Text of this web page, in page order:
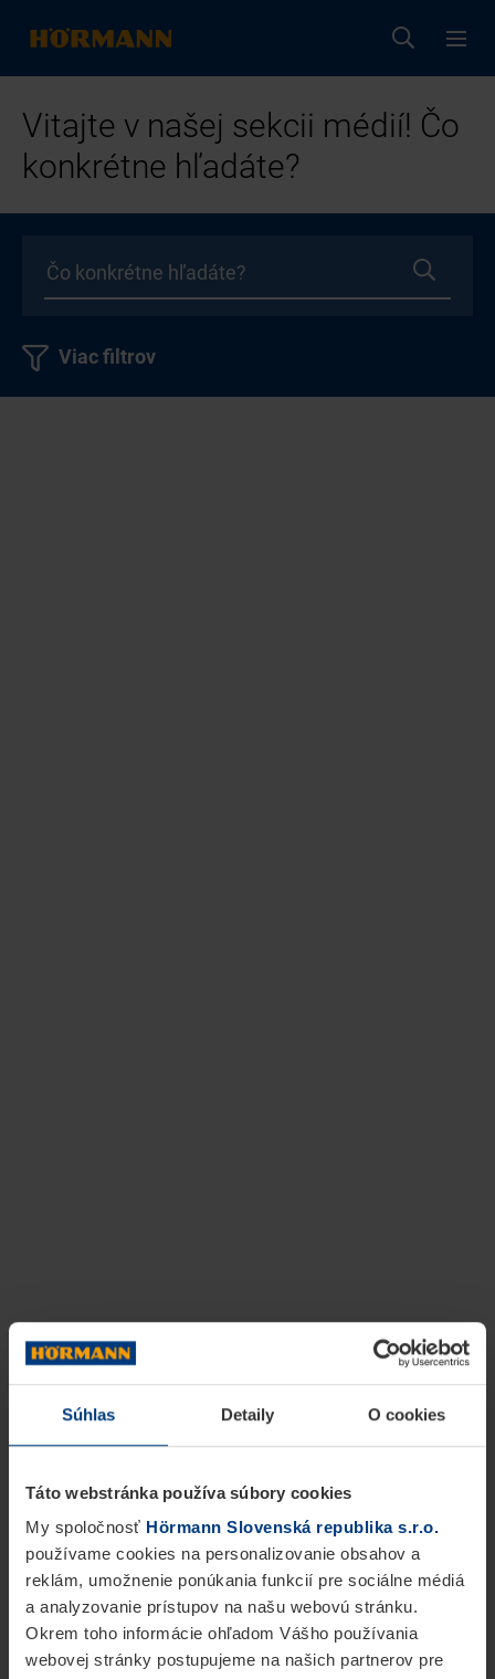
Súhlas Detaily O cookies
Táto webstránka používa súbory cookies
My spoločnosť Hörmann Slovenská republika s.r.o.
používame cookies na personalizovanie obsahov a
reklám, umožnenie ponúkania funkcií pre sociálne médiá
a analyzovanie prístupov na našu webovú stránku.
Okrem toho informácie ohľadom Vášho používania
webovej stránky postupujeme na našich partnerov pre
Vitajte v našej sekcii médií! Čo
konkrétne hľadáte?
Viac filtrov